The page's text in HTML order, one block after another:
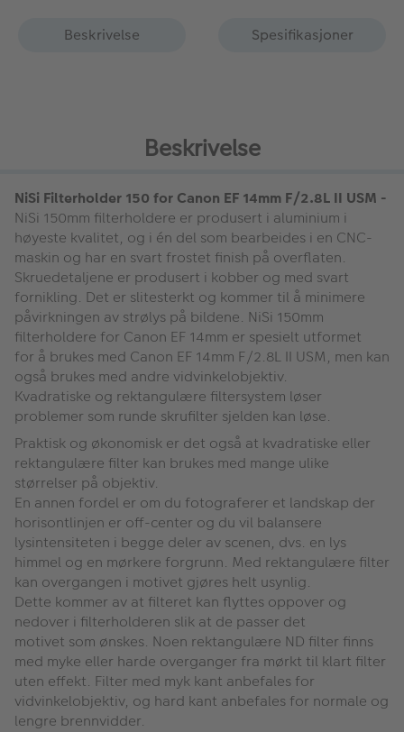
Beskrivelse Spesifikasjoner
Beskrivelse
NiSi Filterholder 150 for Canon EF 14mm F/2.8L II USM -
NiSi 150mm filterholdere er produsert i aluminium i
høyeste kvalitet, og i én del som bearbeides i en CNC-
maskin og har en svart frostet finish på overflaten.
Skruedetaljene er produsert i kobber og med svart
fornikling. Det er slitesterkt og kommer til å minimere
påvirkningen av strølys på bildene. NiSi 150mm
filterholdere for Canon EF 14mm er spesielt utformet
for å brukes med Canon EF 14mm F/2.8L II USM, men kan
også brukes med andre vidvinkelobjektiv.
Kvadratiske og rektangulære filtersystem løser
problemer som runde skrufilter sjelden kan løse.
Praktisk og økonomisk er det også at kvadratiske eller
rektangulære filter kan brukes med mange ulike
størrelser på objektiv.
En annen fordel er om du fotograferer et landskap der
horisontlinjen er off-center og du vil balansere
lysintensiteten i begge deler av scenen, dvs. en lys
himmel og en mørkere forgrunn. Med rektangulære filter
kan overgangen i motivet gjøres helt usynlig.
Dette kommer av at filteret kan flyttes oppover og
nedover i filterholderen slik at de passer det
motivet som ønskes. Noen rektangulære ND filter finns
med myke eller harde overganger fra mørkt til klart filter
uten effekt. Filter med myk kant anbefales for
vidvinkelobjektiv, og hard kant anbefales for normale og
lengre brennvidder.